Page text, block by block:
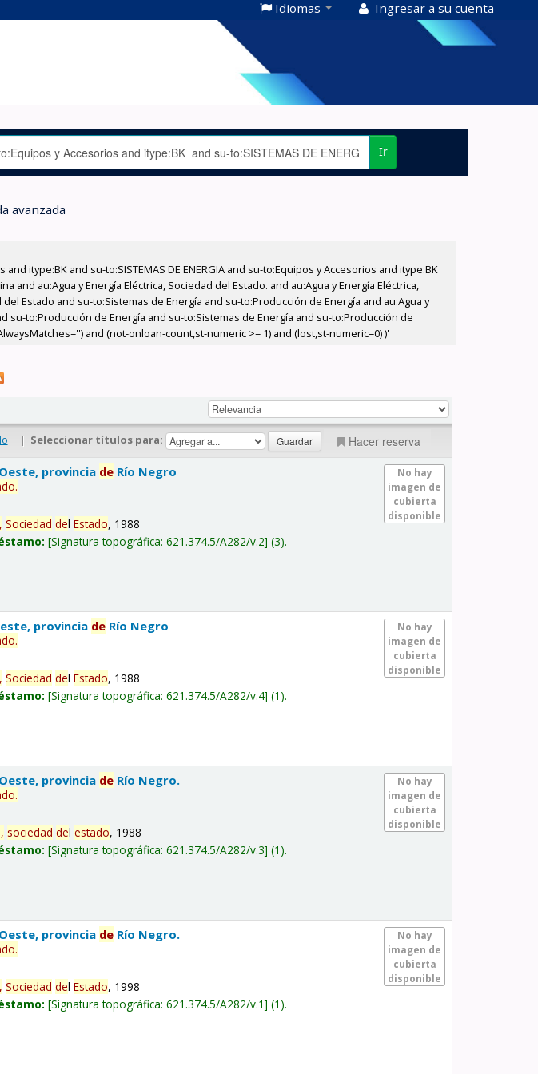
Idiomas Ingresar a su cuenta
Ir
avanzada
itype:BK and su-to:SISTEMAS DE ENERGIA and su-to:Equipos y Accesorios and itype:BK
au:Agua y Energía Eléctrica, Sociedad del Estado. and au:Agua y Energía Eléctrica,
Estado and su-to:Sistemas de Energía and su-to:Producción de Energía and au:Agua y
su-to:Producción de Energía and su-to:Sistemas de Energía and su-to:Producción de
and (not-onloan-count,st-numeric >= 1) and (lost,st-numeric=0) )'
| Seleccionar títulos para: Hacer reserva
No hay
imagen de
cubierta
disponible
provincia de Río Negro
.
Sociedad delEstado, 1988
Signatura topográfica:621.374.5/A282/v.2 (3).
No hay
imagen de
cubierta
disponible
provincia de Río Negro
.
Sociedad delEstado, 1988
Signatura topográfica:621.374.5/A282/v.4 (1).
No hay
imagen de
cubierta
disponible
provincia de Río Negro.
.
sociedad delestado, 1988
Signatura topográfica:621.374.5/A282/v.3 (1).
No hay
imagen de
cubierta
disponible
provincia de Río Negro.
.
Sociedad delEstado, 1998
Signatura topográfica:621.374.5/A282/v.1 (1).